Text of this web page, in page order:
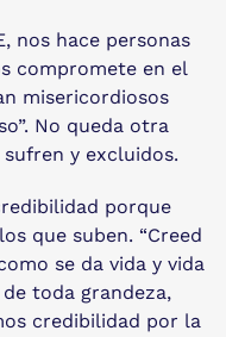
nos hace personas
compromete en el
misericordiosos
No queda otra
y excluidos.
porque
que suben. “Creed
se da vida y vida
toda grandeza,
credibilidad por la